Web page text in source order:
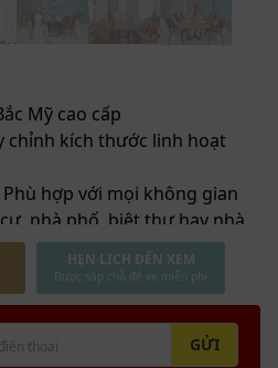
Mỹ cao cấp
chỉnh kích thước linh hoạt
hợp với mọi không gian
nhà phố, biệt thự hay nhà
HẸN LỊCH ĐẾN XEM
Được sắp chỗ để xe miễn phí
GỬI